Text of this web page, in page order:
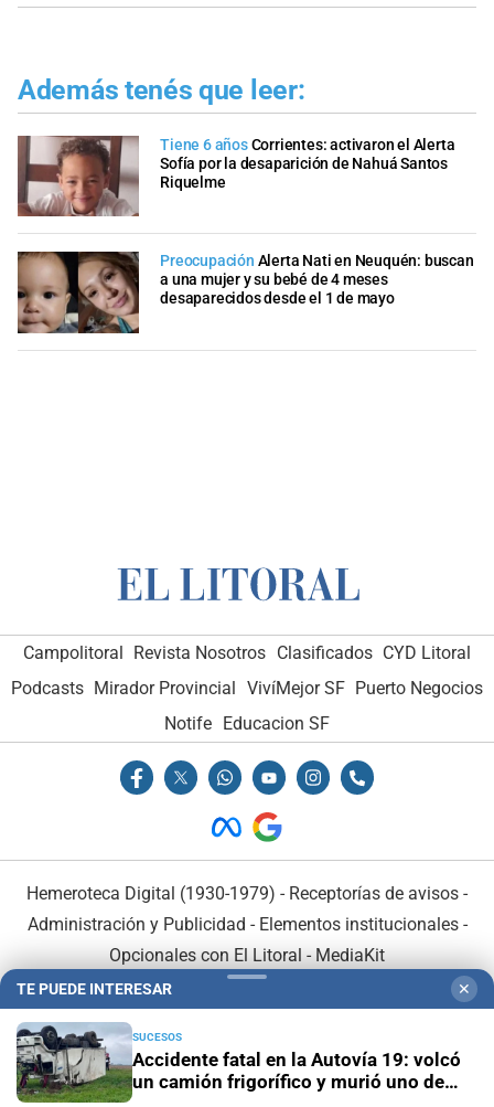
Además tenés que leer:
Tiene 6 añosCorrientes: activaron el Alerta
Sofía por la desaparición de Nahuá Santos
Riquelme
Preocupación Alerta Nati en Neuquén: buscan
a una mujer y su bebé de 4 meses
desaparecidos desde el 1 de mayo
Campolitoral Revista Nosotros Clasificados CYD Litoral
Podcasts Mirador Provincial VivíMejor SF Puerto Negocios
Notife
Educacion SF
Hemeroteca Digital (1930-1979) - Receptorías de avisos -
Administración y Publicidad - Elementos institucionales-
Opcionales con El Litoral - MediaKit
TE PUEDE INTERESAR ✕
SUCESOS
Accidente fatal en la Autovía 19: volcó
un camión frigorífico y murió uno de